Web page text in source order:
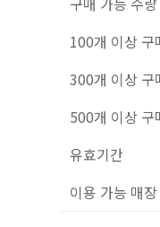
100개 이상 구
300개 이상 구
500개 이상 구
유효기간
이용 가능 매장